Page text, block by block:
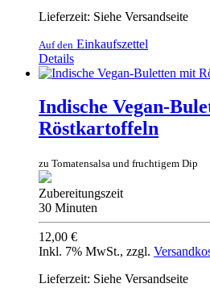
Lieferzeit: Siehe Versandseite
Auf den Einkaufszettel
Details
Indische Vegan-
Röstkartoffeln
zu Tomatensalsa und fruchtigem Dip
Zubereitungszeit
30 Minuten
12,00 €
Inkl. 7% MwSt., zzgl.
Lieferzeit: Siehe Versandseite